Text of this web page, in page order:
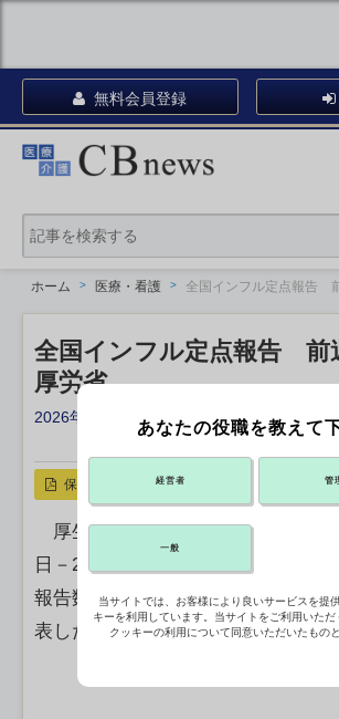
無料会員登録
ホーム 医療・看護 全国インフル定点報告
全国インフル定点報告 前
厚労省
2026年01月13日 17:20
リンクをコピー X ポスト
保存
厚生労働省は13日、2026年第1週
日－26年1月4日）のインフルエン
報告数が10.35人で、前週から54.5
表した。6週連続の減少。
あなたの役職を教えて
経営者 管
一般
当サイトでは、お客様により良いサービスを提
キーを利用しています。当サイトをご利用いた
クッキーの利用について同意いただいたもの